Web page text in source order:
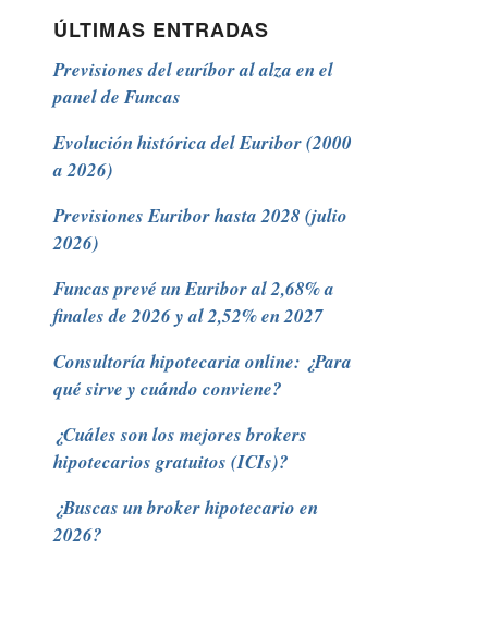
ÚLTIMAS ENTRADAS
Previsiones del euríbor al alza en el
panel de Funcas
Evolución histórica del Euribor (2000
a 2026)
Previsiones Euribor hasta 2028 (julio
2026)
Funcas prevé un Euribor al 2,68% a
finales de 2026 y al 2,52% en 2027
Consultoría hipotecaria online: ¿Para
qué sirve y cuándo conviene?
¿Cuáles son los mejores brokers
hipotecarios gratuitos (ICIs)?
¿Buscas un broker hipotecario en
2026?